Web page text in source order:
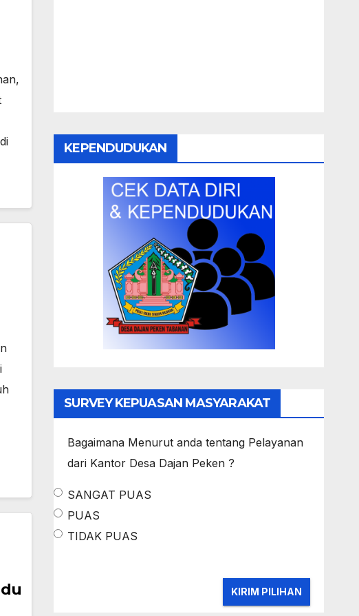
KEPENDUDUKAN
SURVEY KEPUASAN MASYARAKAT
Bagaimana Menurut anda tentang Pelayanan
dari Kantor Desa Dajan Peken ?
SANGAT PUAS
PUAS
TIDAK PUAS